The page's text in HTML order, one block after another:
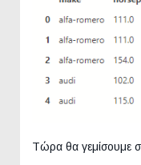
Τώρα θα γεμίσουμε